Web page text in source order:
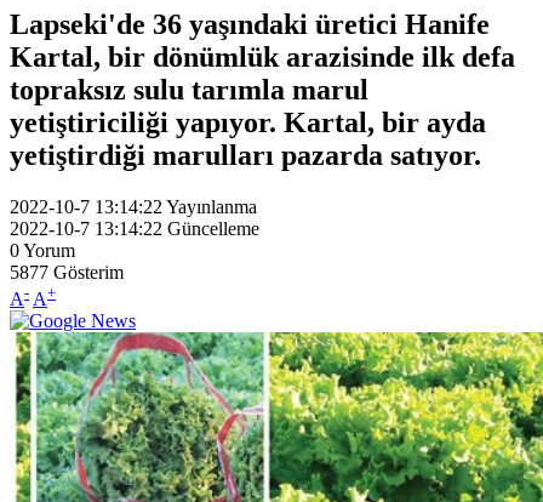
Lapseki'de 36 yaşındaki üretici Hanife
Kartal, bir dönümlük arazisinde ilk defa
topraksız sulu tarımla marul
yetiştiriciliği yapıyor. Kartal, bir ayda
yetiştirdiği marulları pazarda satıyor.
2022-10-7 13:14:22 Yayınlanma
2022-10-7 13:14:22 Güncelleme
0Yorum
5877 Gösterim
A- A+